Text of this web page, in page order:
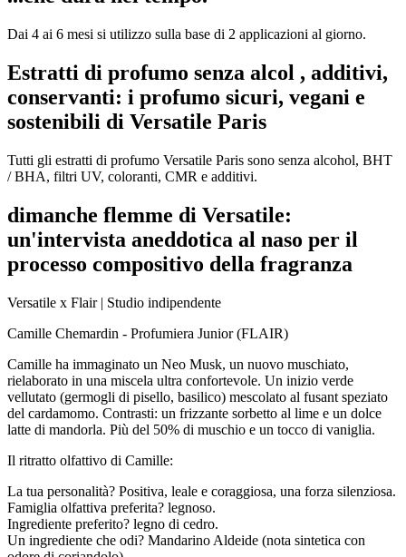
Dai 4 ai 6 mesi si utilizzo sulla base di 2 applicazioni al giorno.
Estratti di profumo senza alcol , additivi,
conservanti: i profumo sicuri, vegani e
sostenibili di Versatile Paris
Tutti gli estratti di profumo Versatile Paris sono senza alcohol, BHT
/ BHA, filtri UV, coloranti, CMR e additivi.
dimanche flemme di Versatile:
un'intervista aneddotica al naso per il
processo compositivo della fragranza
Versatile x Flair | Studio indipendente
Camille Chemardin - Profumiera Junior (FLAIR)
Camille ha immaginato un Neo Musk, un nuovo muschiato,
rielaborato in una miscela ultra confortevole. Un inizio verde
vellutato (germogli di pisello, basilico) mescolato al fusant speziato
del cardamomo. Contrasti: un frizzante sorbetto al lime e un dolce
latte di mandorla. Più del 50% di muschio e un tocco di vaniglia.
Il ritratto olfattivo di Camille:
La tua personalità? Positiva, leale e coraggiosa, una forza silenziosa.
Famiglia olfattiva preferita? legnoso.
Ingrediente preferito? legno di cedro.
Un ingrediente che odi? Mandarino Aldeide (nota sintetica con